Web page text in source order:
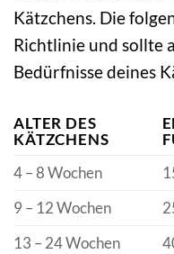
Kätzchens. Die
Richtlinie und sollte
Bedürfnisse deines
ALTER DES
KÄTZCHENS
4 – 8 Wochen
9 – 12 Wochen
13 – 24 Wochen